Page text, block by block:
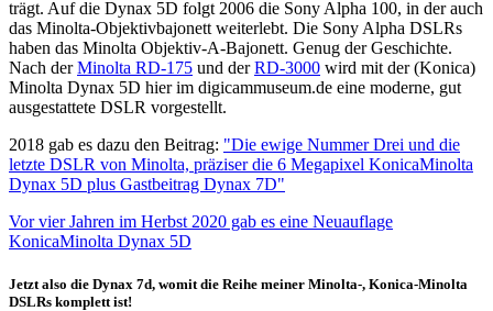
trägt. Auf die Dynax 5D folgt 2006 die Sony Alpha 100, in der auch
das Minolta-Objektivbajonett weiterlebt. Die Sony Alpha DSLRs
haben das Minolta Objektiv-A-Bajonett. Genug der Geschichte.
Nach derMinolta RD-175 und derRD-3000 wird mit der (Konica)
Minolta Dynax 5D hier im digicammuseum.de eine moderne, gut
ausgestattete DSLR vorgestellt.
2018 gab es dazu den Beitrag: "Die ewige Nummer Drei und die
letzte DSLR von Minolta, präziser die 6 Megapixel KonicaMinolta
Dynax 5D plus Gastbeitrag Dynax 7D"
Vor vier Jahren im Herbst 2020 gab es eine Neuauflage
KonicaMinolta Dynax 5D
Jetzt also die Dynax 7d, womit die Reihe meiner Minolta-, Konica-Minolta
DSLRs komplett ist!